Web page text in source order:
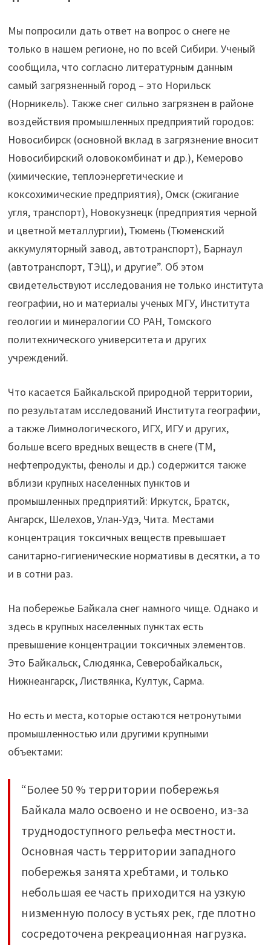
Мы попросили дать ответ на вопрос о снеге не
только в нашем регионе, но по всей Сибири. Ученый
сообщила, что согласно литературным данным
самый загрязненный город – это Норильск
(Норникель). Также снег сильно загрязнен в районе
воздействия промышленных предприятий городов:
Новосибирск (основной вклад в загрязнение вносит
Новосибирский оловокомбинат и др.), Кемерово
(химические, теплоэнергетические и
коксохимические предприятия), Омск (сжигание
угля, транспорт), Новокузнецк (предприятия черной
и цветной металлургии), Тюмень (Тюменский
аккумуляторный завод, автотранспорт), Барнаул
(автотранспорт, ТЭЦ), и другие”. Об этом
свидетельствуют исследования не только института
географии, но и материалы ученых МГУ, Института
геологии и минералогии СО РАН, Томского
политехнического университета и других
учреждений.
Что касается Байкальской природной территории,
по результатам исследований Института географии,
а также Лимнологического, ИГХ, ИГУ и других,
больше всего вредных веществ в снеге (ТМ,
нефтепродукты, фенолы и др.) содержится также
вблизи крупных населенных пунктов и
промышленных предприятий: Иркутск, Братск,
Ангарск, Шелехов, Улан-Удэ, Чита. Местами
концентрация токсичных веществ превышает
санитарно-гигиенические нормативы в десятки, а то
и в сотни раз.
На побережье Байкала снег намного чище. Однако и
здесь в крупных населенных пунктах есть
превышение концентрации токсичных элементов.
Это Байкальск, Слюдянка, Северобайкальск,
Нижнеангарск, Листвянка, Култук, Сарма.
Но есть и места, которые остаются нетронутыми
промышленностью или другими крупными
объектами:
“Более 50 % территории побережья
Байкала мало освоено и не освоено, из-за
труднодоступного рельефа местности.
Основная часть территории западного
побережья занята хребтами, и только
небольшая ее часть приходится на узкую
низменную полосу в устьях рек, где плотно
сосредоточена рекреационная нагрузка.